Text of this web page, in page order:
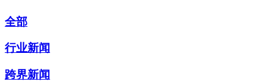
全部
行业新闻
跨界新闻